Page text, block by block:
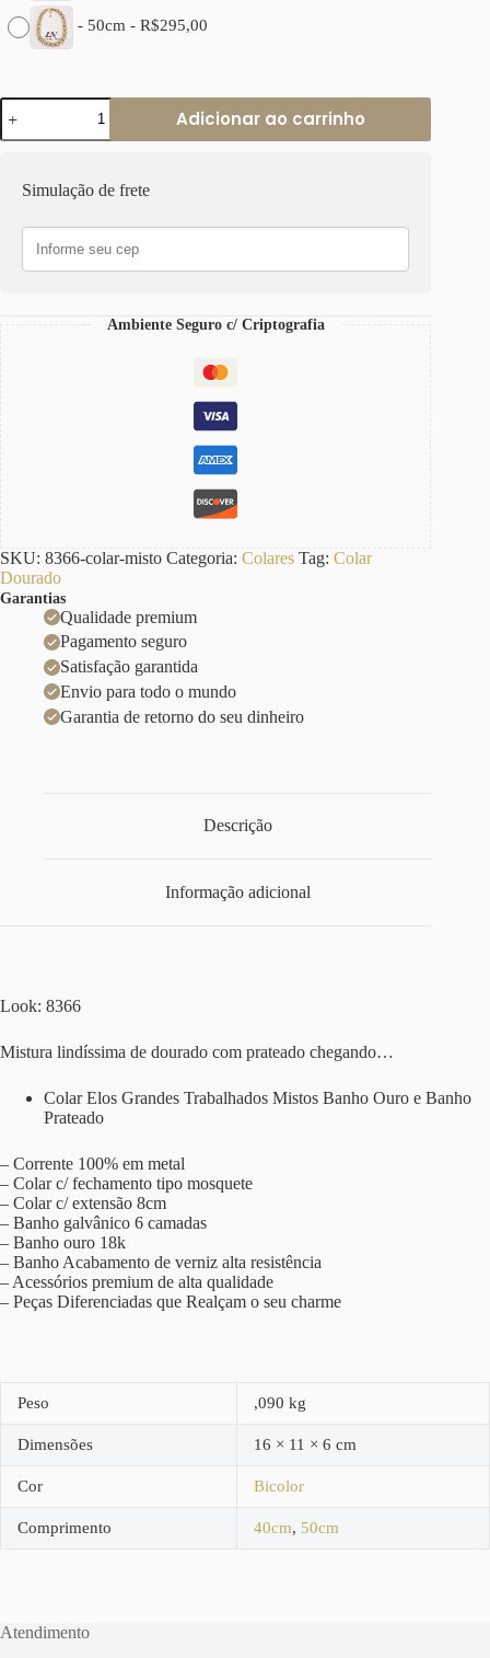
- 50cm - R$295,00
Colar
Elos
Grandes
Banho
Banho
Prateado
Adicionar ao carrinho
Simulação de frete
Ambiente Seguro c/ Criptografia
SKU: 8366-colar-misto Categoria: Colares Tag: Colar
Dourado
Garantias
Qualidade premium
Pagamento seguro
Satisfação garantida
Envio para todo o mundo
Garantia de retorno do seu dinheiro
Descrição
Informação adicional
Look: 8366
Mistura lindíssima de dourado com prateado chegando…
Colar Elos Grandes Trabalhados Mistos Banho Ouro e Banho
Prateado
– Corrente 100% em metal
– Colar c/ fechamento tipo mosquete
– Colar c/ extensão 8cm
– Banho galvânico 6 camadas
– Banho ouro 18k
– Banho Acabamento de verniz alta resistência
– Acessórios premium de alta qualidade
– Peças Diferenciadas que Realçam o seu charme
Peso ,090 kg
Dimensões 16 × 11 × 6 cm
Cor Bicolor
Comprimento 40cm, 50cm
Atendimento